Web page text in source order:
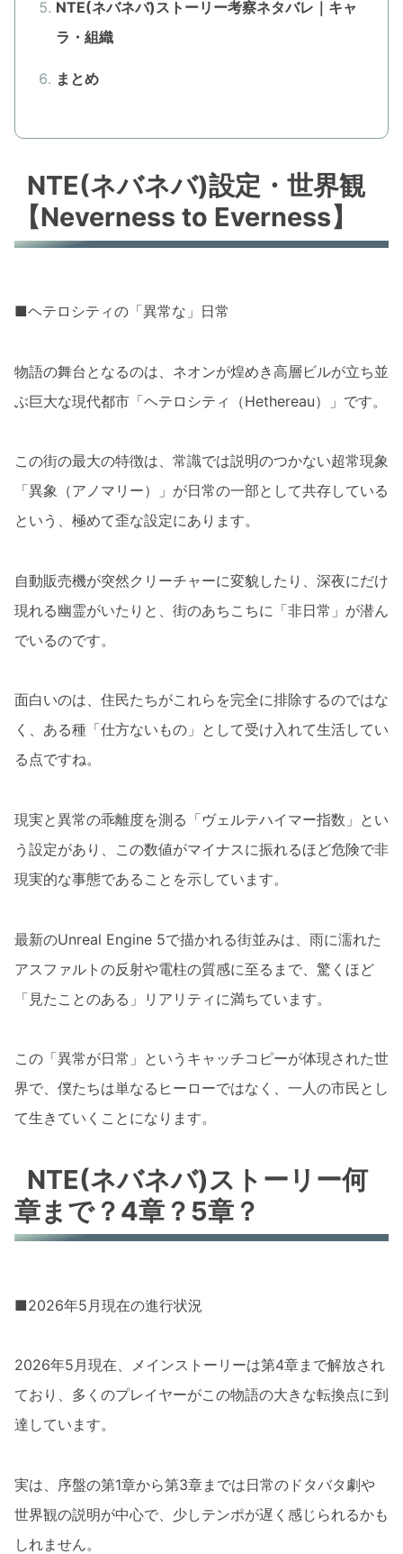
NTE(ネバネバ)ストーリー考察ネタバレ｜キャ
ラ・組織
まとめ
NTE(ネバネバ)設定・世界観
【Neverness to Everness】
■ヘテロシティの「異常な」日常
物語の舞台となるのは、ネオンが煌めき高層ビルが立ち並
ぶ巨大な現代都市「ヘテロシティ（Hethereau）」です。
この街の最大の特徴は、常識では説明のつかない超常現象
「異象（アノマリー）」が日常の一部として共存している
という、極めて歪な設定にあります。
自動販売機が突然クリーチャーに変貌したり、深夜にだけ
現れる幽霊がいたりと、街のあちこちに「非日常」が潜ん
でいるのです。
面白いのは、住民たちがこれらを完全に排除するのではな
く、ある種「仕方ないもの」として受け入れて生活してい
る点ですね。
現実と異常の乖離度を測る「ヴェルテハイマー指数」とい
う設定があり、この数値がマイナスに振れるほど危険で非
現実的な事態であることを示しています。
最新のUnreal Engine 5で描かれる街並みは、雨に濡れた
アスファルトの反射や電柱の質感に至るまで、驚くほど
「見たことのある」リアリティに満ちています。
この「異常が日常」というキャッチコピーが体現された世
界で、僕たちは単なるヒーローではなく、一人の市民とし
て生きていくことになります。
NTE(ネバネバ)ストーリー何
章まで？4章？5章？
■2026年5月現在の進行状況
2026年5月現在、メインストーリーは第4章まで解放され
ており、多くのプレイヤーがこの物語の大きな転換点に到
達しています。
実は、序盤の第1章から第3章までは日常のドタバタ劇や
世界観の説明が中心で、少しテンポが遅く感じられるかも
しれません。